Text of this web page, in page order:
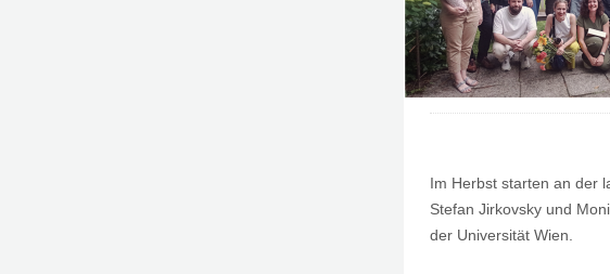
Im Herbst starten an der
Stefan Jirkovsky und
der Universität Wien.